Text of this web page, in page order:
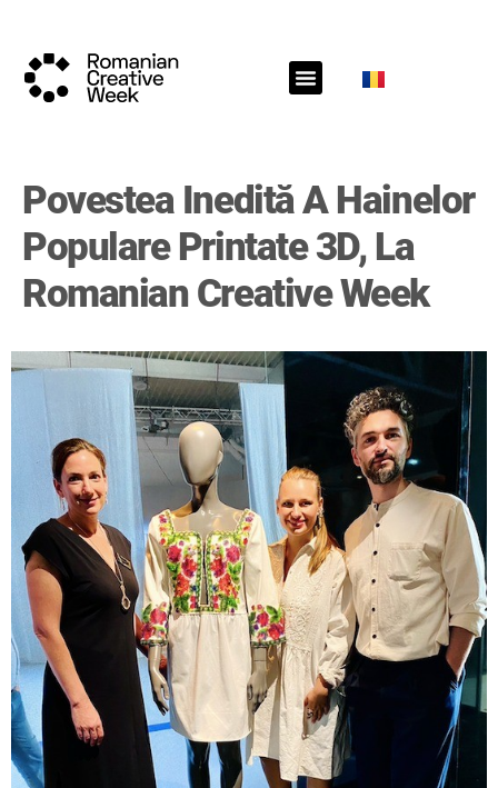
Povestea Inedită A Hainelor
Populare Printate 3D, La
Romanian Creative Week